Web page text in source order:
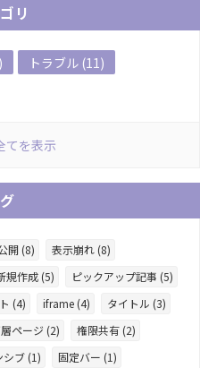
リ
トラブル (11)
てを表示
開 (8)
表示崩れ (8)
規作成 (5)
ピックアップ記事 (5)
(4) iframe (4)
タイトル (3)
ページ (2)
権限共有 (2)
シブ (1)
固定バー (1)